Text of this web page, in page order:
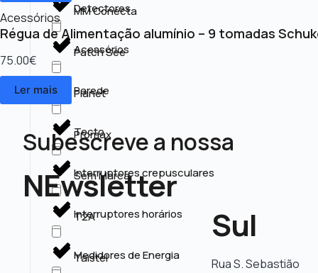
Detectores
Acessórios
Parede
Tecto
Interruptores crepusculares
Interruptores horários
Medidores de Energia
MM Conecta
Patch See
Planet
Promax
Sem Marca
T2A
Taistel
Acessórios
Régua de Alimentação alumínio – 9 tomadas
75.00€
Ler mais
Subescreve a nossa
NEwsletter
Sul
Rua S. Sebastião